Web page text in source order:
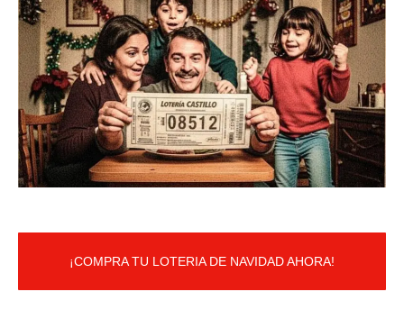
¡COMPRA TU LOTERIA DE NAVIDAD AHORA!